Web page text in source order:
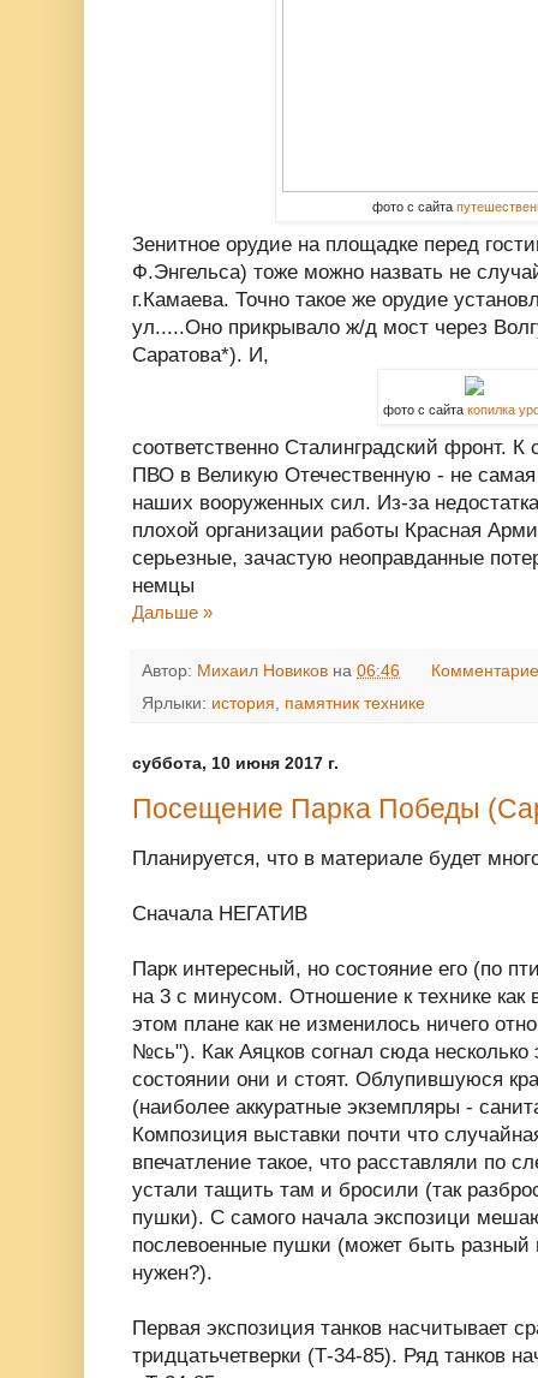
фото с сайта
Зенитное орудие на площадке перед
Ф.Энгельса) тоже можно назвать не
г.Камаева. Точно такое же орудие
ул.....Оно прикрывало ж/д мост через
Саратова*). И,
фото с сайтакопилка
соответственно Сталинградский фронт.
ПВО в Великую Отечественную - не
наших вооруженных сил. Из-за
плохой организации работы Красная
серьезные, зачастую неоправданные
немцы
Дальше »
Автор: Михаил Новиков на 06:46
Ярлыки: история, памятник технике
суббота, 10 июня 2017 г.
Посещение Парка Победы
Планируется, что в материале будет
Сначала НЕГАТИВ
Парк интересный, но состояние его (по
на 3 с минусом. Отношение к технике как
этом плане как не изменилось ничего
№сь"). Как Аяцков согнал сюда несколько
состоянии они и стоят. Облупившуюся
(наиболее аккуратные экземпляры -
Композиция выставки почти что
впечатление такое, что расставляли по
устали тащить там и бросили (так
пушки). С самого начала экспозици
послевоенные пушки (может быть
нужен?).
Первая экспозиция танков насчитывает
тридцатьчетверки (Т-34-85). Ряд танков